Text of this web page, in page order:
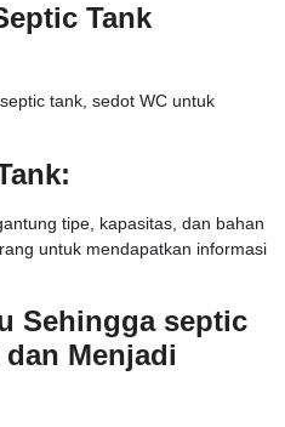
Tank
tank, sedot WC untuk
tipe, kapasitas, dan bahan
untuk mendapatkan informasi
Sehingga septic
Menjadi